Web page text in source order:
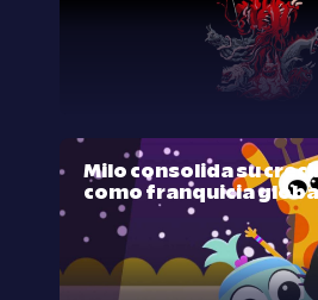
Milo consolida su
como franquicia